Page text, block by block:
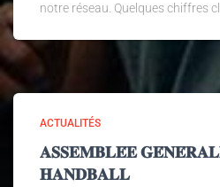
notre réseau. Quelques chiffres
ACTUALITÉS
𝐀𝐒𝐒𝐄𝐌𝐁𝐋𝐄́𝐄
𝐇𝐀𝐍𝐃𝐁𝐀𝐋𝐋